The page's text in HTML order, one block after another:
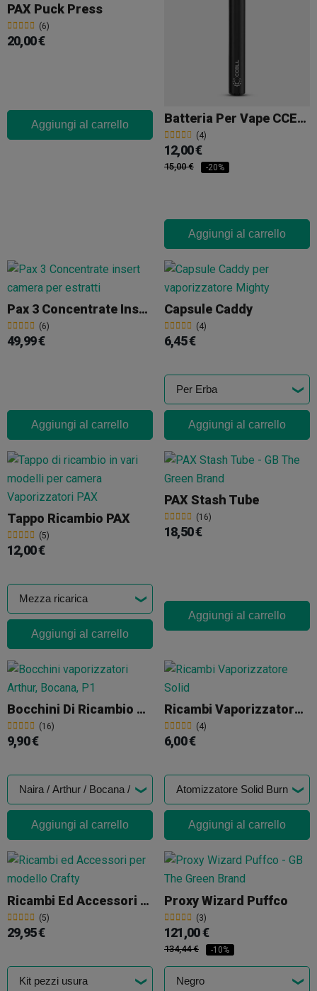
PAX Puck Press
(6)
20,00 €
Aggiungi al carrello Batteria Per Vape CCELL M4
(4)
12,00 €
15,00 € -20%
Aggiungi al carrello
Pax 3 Concentrate Insert (Camera Estratti)
(6)
49,99 €
Aggiungi al carrello
Capsule Caddy
(4)
6,45 €
Aggiungi al carrello
Tappo Ricambio PAX
(5)
12,00 €
Aggiungi al carrello
PAX Stash Tube
(16)
18,50 €
Aggiungi al carrello
Bocchini Di Ricambio Per Vaporizzatori
(16)
9,90 €
Aggiungi al carrello
Ricambi Vaporizzatore Solid
(4)
6,00 €
Aggiungi al carrello
Ricambi Ed Accessori Per Crafty
(5)
29,95 €
Proxy Wizard Puffco
(3)
121,00 €
134,44 € -10%